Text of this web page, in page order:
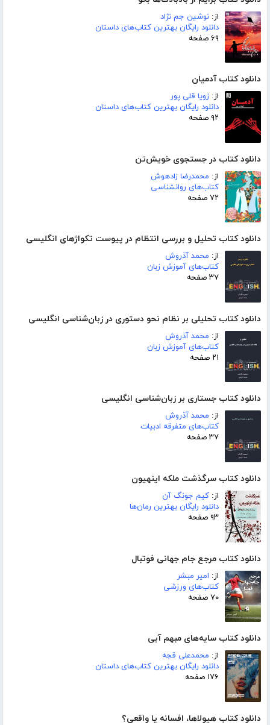
از: نوشین جم نژاد
دانلود رایگان بهترین کتاب‌های داستان
۶۹ صفحه
دانلود کتاب آدمیان
از: زویا قلی پور
دانلود رایگان بهترین کتاب‌های داستان
۹۲ صفحه
دانلود کتاب در جستجوی خویش‌تن
از: محمدرضا زادهوش
کتاب‌های روانشناسی
۷۲ صفحه
دانلود کتاب تحلیل و بررسی انتظام در پیوست تکواژهای انگلیسی
از: محمد آذروش
کتاب‌های آموزش زبان
۳۷ صفحه
دانلود کتاب تحلیلی بر نظام نحو دستوری در زبان‌شناسی انگلیسی
از: محمد آذروش
کتاب‌های آموزش زبان
۲۱ صفحه
دانلود کتاب جستاری بر زبان‌شناسی انگلیسی
از: محمد آذروش
کتاب‌های متفرقه ادبیات
۳۷ صفحه
دانلود کتاب سرگذشت ملکه اینهیون
از: کیم جونگ آن
دانلود رایگان بهترین رمان‌ها
۹۳ صفحه
دانلود کتاب مرجع جام جهانی فوتبال
از: امیر مبشر
کتاب‌های ورزشی
۷۰ صفحه
دانلود کتاب سایه‌های مبهم آبی
از: محمدعلی قجه
دانلود رایگان بهترین کتاب‌های داستان
۱۷۶ صفحه
دانلود کتاب هیولاها، افسانه یا واقعی؟